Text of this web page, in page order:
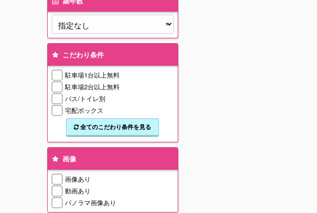
こだわり条件
駐車場1台以上無料
駐車場2台以上無料
バス/トイレ別
宅配ボックス
全てのこだわり条件を見る
画像
画像あり
動画あり
パノラマ画像あり